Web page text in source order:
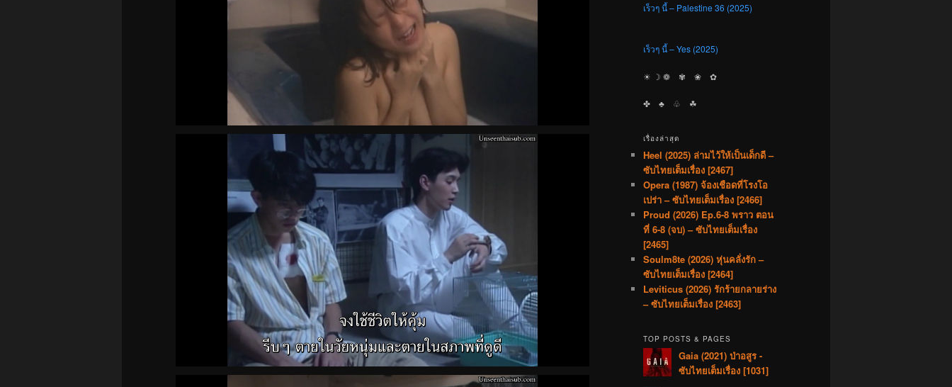
เร็วๆ นี้ – Palestine 36 (2025)
เร็วๆ นี้ – Yes (2025)
☀︎ ☽ ❁ ✾ ❀ ✿
✤ ♣︎ ♧ ☘︎
เรื่องล่าสุด
Heel (2025) ล่ามไว้ให้เป็นเด็กดี –
ซับไทยเต็มเรื่อง [2467]
Opera (1987) จ้องเชือดที่โรงโอ
เปร่า – ซับไทยเต็มเรื่อง [2466]
Proud (2026) Ep.6-8 พราว ตอน
ที่ 6-8 (จบ) – ซับไทยเต็มเรื่อง
[2465]
Soulm8te (2026) หุ่นคลั่งรัก –
ซับไทยเต็มเรื่อง [2464]
Leviticus (2026) รักร้ายกลายร่าง
– ซับไทยเต็มเรื่อง [2463]
TOP POSTS & PAGES
Gaia (2021) ป่าอสูร -
ซับไทยเต็มเรื่อง [1031]